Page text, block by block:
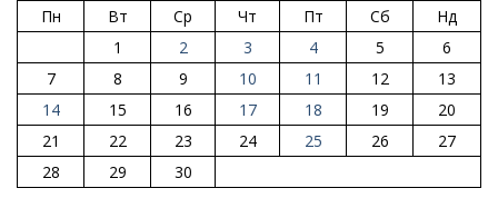
Пн
Вт Ср Чт Пт Сб
Нд
1
2 3 4 5
6
7
8 9 10 11 12
13
14
15 16 17 18 19
20
21
22 23 24 25 26
27
28
29 30